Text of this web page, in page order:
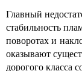
Главный
стабильность
поворотах и
оказывают
дорогого класса